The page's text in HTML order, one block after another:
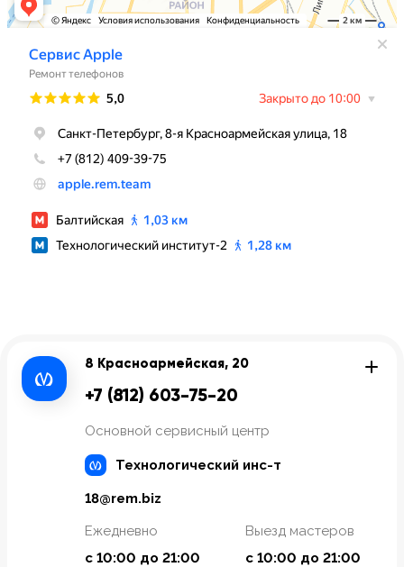
8 Красноармейская, 20
+7 (812) 603-75-20
Основной сервисный центр
Технологический инс-т
18@rem.biz
Ежедневно
с 10:00 до 21:00
Выезд мастеров
с 10:00 до 21:00